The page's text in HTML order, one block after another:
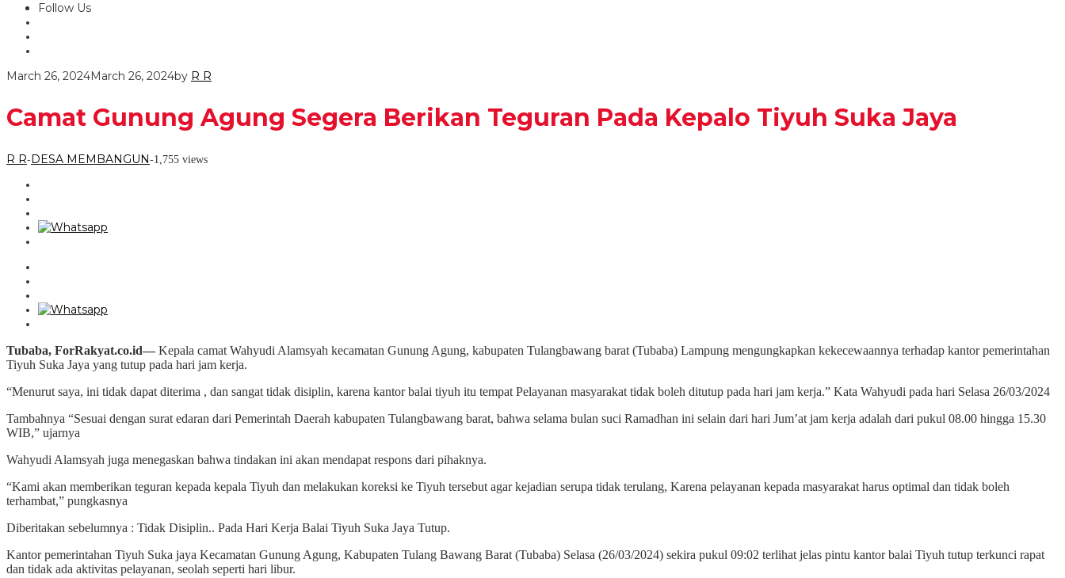
Follow Us
March 26, 2024March 26, 2024by R R
Camat Gunung Agung Segera Berikan Teguran Pada Kepalo Tiyuh Suka Jaya
R R-DESA MEMBANGUN-1,755 views
Tubaba, ForRakyat.co.id— Kepala camat Wahyudi Alamsyah kecamatan Gunung Agung, kabupaten Tulangbawang barat (Tubaba) Lampung mengungkapkan kekecewaannya terhadap kantor pemerintahan
Tiyuh Suka Jaya yang tutup pada hari jam kerja.
“Menurut saya, ini tidak dapat diterima , dan sangat tidak disiplin, karena kantor balai tiyuh itu tempat Pelayanan masyarakat tidak boleh ditutup pada hari jam kerja.” Kata Wahyudi pada hari Selasa 26/03/2024
Tambahnya “Sesuai dengan surat edaran dari Pemerintah Daerah kabupaten Tulangbawang barat, bahwa selama bulan suci Ramadhan ini selain dari hari Jum’at jam kerja adalah dari pukul 08.00 hingga 15.30
WIB,” ujarnya
Wahyudi Alamsyah juga menegaskan bahwa tindakan ini akan mendapat respons dari pihaknya.
“Kami akan memberikan teguran kepada kepala Tiyuh dan melakukan koreksi ke Tiyuh tersebut agar kejadian serupa tidak terulang, Karena pelayanan kepada masyarakat harus optimal dan tidak boleh
terhambat,” pungkasnya
Diberitakan sebelumnya : Tidak Disiplin.. Pada Hari Kerja Balai Tiyuh Suka Jaya Tutup.
Kantor pemerintahan Tiyuh Suka jaya Kecamatan Gunung Agung, Kabupaten Tulang Bawang Barat (Tubaba) Selasa (26/03/2024) sekira pukul 09:02 terlihat jelas pintu kantor balai Tiyuh tutup terkunci rapat
dan tidak ada aktivitas pelayanan, seolah seperti hari libur.